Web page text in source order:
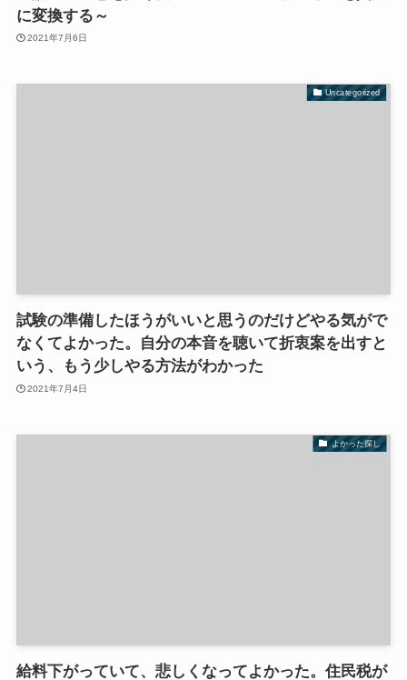
に変換する～
2021年7月6日
Uncategorized
試験の準備したほうがいいと思うのだけどやる気がで
なくてよかった。自分の本音を聴いて折衷案を出すと
いう、もう少しやる方法がわかった
2021年7月4日
よかった探し
給料下がっていて、悲しくなってよかった。住民税が